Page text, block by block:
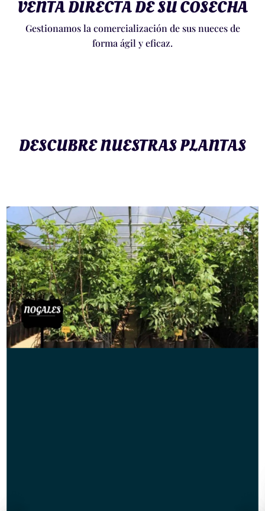
VENTA DIRECTA DE SU COSECHA
Gestionamos la comercialización de sus nueces de
forma ágil y eficaz.
DESCUBRE NUESTRAS PLANTAS